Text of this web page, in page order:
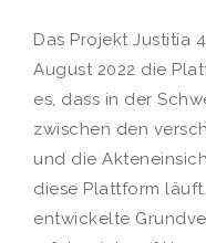
Das Projekt Justitia
August 2022 die
es, dass in der
zwischen den
und die
diese Plattform
entwickelte